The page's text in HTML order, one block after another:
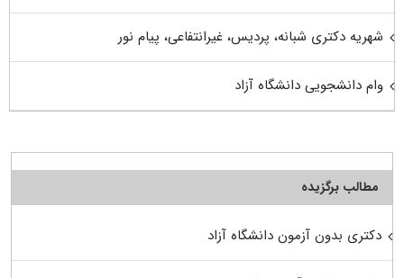
شهریه دکتری شبانه، پردیس، غیرانتفاعی، پیام نور
وام دانشجویی دانشگاه آزاد
مطالب برگزیده
دکتری بدون آزمون دانشگاه آزاد